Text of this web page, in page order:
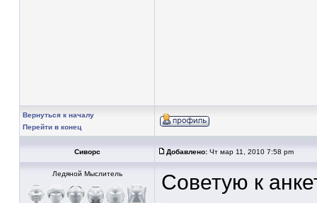
Вернуться к началу
Перейти в конец
Сиворс Добавлено: Чт мар 11, 2010 7:58 pm
Ледяной Мыслитель Советую к